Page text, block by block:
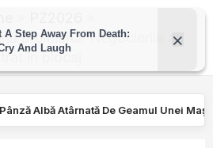
premierul. Negocierile au
în blocaj
Unei Mașini. Semnalul… Turiştilor